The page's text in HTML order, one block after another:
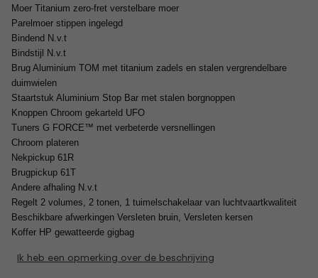
Moer Titanium zero-fret verstelbare moer
Parelmoer stippen ingelegd
Bindend N.v.t
Bindstijl N.v.t
Brug Aluminium TOM met titanium zadels en stalen vergrendelbare
duimwielen
Staartstuk Aluminium Stop Bar met stalen borgnoppen
Knoppen Chroom gekarteld UFO
Tuners G FORCE™ met verbeterde versnellingen
Chroom plateren
Nekpickup 61R
Brugpickup 61T
Andere afhaling N.v.t
Regelt 2 volumes, 2 tonen, 1 tuimelschakelaar van luchtvaartkwaliteit
Beschikbare afwerkingen Versleten bruin, Versleten kersen
Koffer HP gewatteerde gigbag
Ik heb een opmerking over de beschrijving